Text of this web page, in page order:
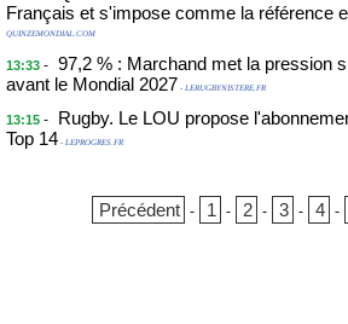
Français et s'impose comme la référence
QUINZEMONDIAL.COM
13:33 - 97,2 % : Marchand met la pression
avant le Mondial 2027 - LERUGBYNISTERE.FR
13:15 -
Rugby. Le LOU propose
Top 14 - LEPROGRES.FR
Précédent - 1 - 2 - 3 - 4 -